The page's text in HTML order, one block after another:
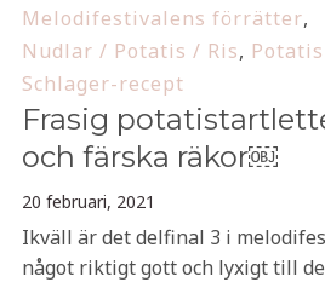
Melodifestivalens förrätter,
Nudlar / Potatis / Ris,
Schlager-recept
Frasig
och färska räkor￼
20 februari, 2021
Ikväll är det delfinal 3 i
något riktigt gott och lyxigt till